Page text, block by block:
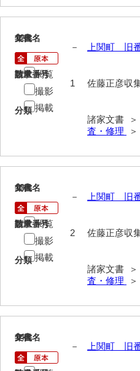
堅田家文書（山口
片山家文書（下関
月輪寺文書
桂家文書（宇部市
桂家文書（大阪市）
12
文書名
上関町 旧
請求番号
佐藤正彦収
分類
諸家文書 ＞
査・修理
＞
年代
－
数量
1
閲覧
撮影
掲載
13
文書名
上関町 旧
請求番号
佐藤正彦収
分類
諸家文書 ＞
査・修理
＞
年代
－
数量
2
閲覧
撮影
掲載
14
文書名
上関町 旧
年代
－